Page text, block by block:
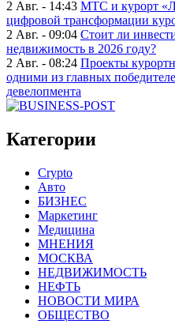
2 Авг. - 14:43 МТС и курорт
цифровой трансформации
2 Авг. - 09:04 Стоит ли
недвижимость в 2026 году?
2 Авг. - 08:24 Проекты
одними из главных
девелопмента
Категории
Crypto
Авто
БИЗНЕС
Маркетинг
Медицина
МНЕНИЯ
МОСКВА
НЕДВИЖИМОСТЬ
НЕФТЬ
НОВОСТИ МИРА
ОБЩЕСТВО